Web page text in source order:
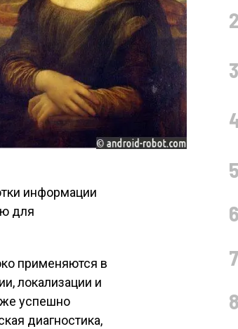
информации
для
применяются в
локализации и
успешно
диагностика,